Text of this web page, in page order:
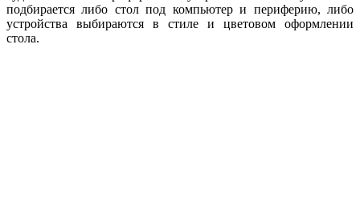
подбирается либо стол под компьютер и периферию, либо
устройства выбираются в стиле и цветовом оформлении
стола.